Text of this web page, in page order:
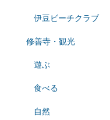
伊豆ビーチクラブ
修善寺・観光
遊ぶ
食べる
自然